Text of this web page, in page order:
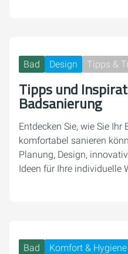
Bad Design Tipps &
Tipps und
Badsanierung
Entdecken Sie, wie Sie Ihr
komfortabel sanieren
Planung, Design,
Ideen für Ihre individuelle
Bad Komfort & Hygiene